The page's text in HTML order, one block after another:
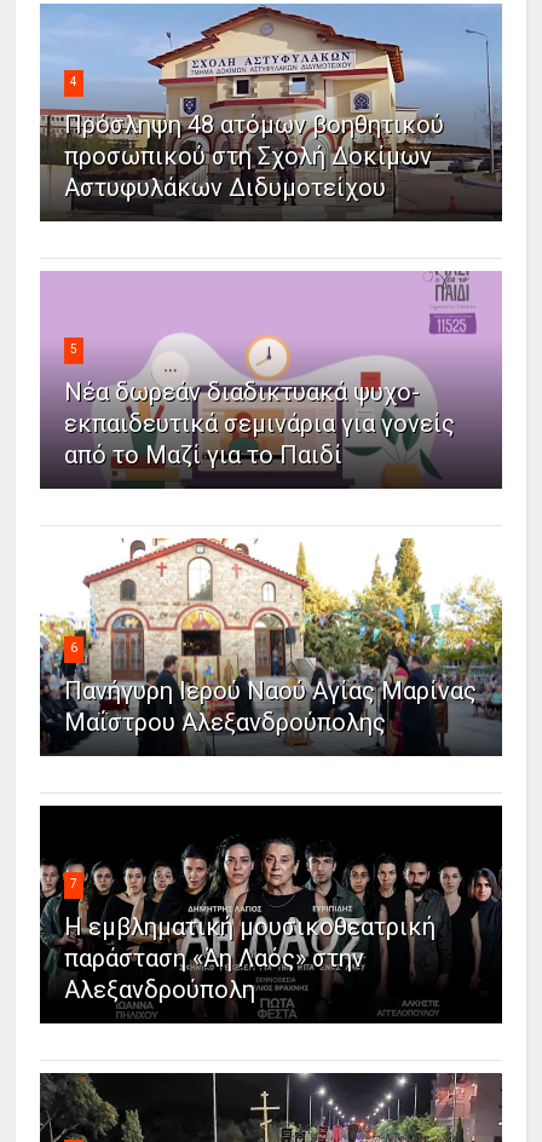
4
Πρόσληψη 48 ατόμων βοηθητικού
προσωπικού στη Σχολή Δοκίμων
Αστυφυλάκων Διδυμοτείχου
5
Νέα δωρεάν διαδικτυακά ψυχο-
εκπαιδευτικά σεμινάρια για γονείς
από το Μαζί για το Παιδί
6
Πανήγυρη Ιερού Ναού Αγίας Μαρίνας
Μαΐστρου Αλεξανδρούπολης
7
Η εμβληματική μουσικοθεατρική
παράσταση «Άη Λαός» στην
Αλεξανδρούπολη